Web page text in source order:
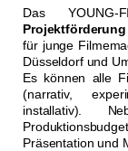
Das
Projektförderung
für junge
Düsseldorf und
Es können alle
(narrativ,
installativ).
Präsentation und